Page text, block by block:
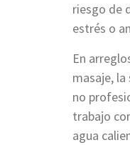
riesgo de
estrés o
En
masaje,
no
trabajo
agua